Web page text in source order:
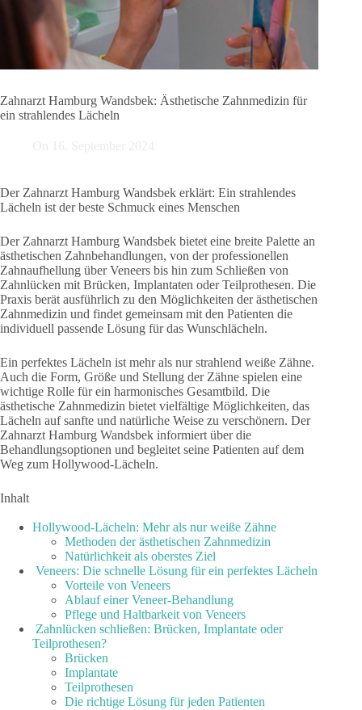
Zahnarzt Hamburg Wandsbek: Ästhetische Zahnmedizin für
ein strahlendes Lächeln
Der Zahnarzt Hamburg Wandsbek erklärt: Ein strahlendes
Lächeln ist der beste Schmuck eines Menschen
Der Zahnarzt Hamburg Wandsbek bietet eine breite Palette an
ästhetischen Zahnbehandlungen, von der professionellen
Zahnaufhellung über Veneers bis hin zum Schließen von
Zahnlücken mit Brücken, Implantaten oder Teilprothesen. Die
Praxis berät ausführlich zu den Möglichkeiten der ästhetischen
Zahnmedizin und findet gemeinsam mit den Patienten die
individuell passende Lösung für das Wunschlächeln.
Ein perfektes Lächeln ist mehr als nur strahlend weiße Zähne.
Auch die Form, Größe und Stellung der Zähne spielen eine
wichtige Rolle für ein harmonisches Gesamtbild. Die
ästhetische Zahnmedizin bietet vielfältige Möglichkeiten, das
Lächeln auf sanfte und natürliche Weise zu verschönern. Der
Zahnarzt Hamburg Wandsbek informiert über die
Behandlungsoptionen und begleitet seine Patienten auf dem
Weg zum Hollywood-Lächeln.
Inhalt
Hollywood-Lächeln: Mehr als nur weiße Zähne
Methoden der ästhetischen Zahnmedizin
Natürlichkeit als oberstes Ziel
Veneers: Die schnelle Lösung für ein perfektes Lächeln
Vorteile von Veneers
Ablauf einer Veneer-Behandlung
Pflege und Haltbarkeit von Veneers
Zahnlücken schließen: Brücken, Implantate oder
Teilprothesen?
Brücken
Implantate
Teilprothesen
Die richtige Lösung für jeden Patienten